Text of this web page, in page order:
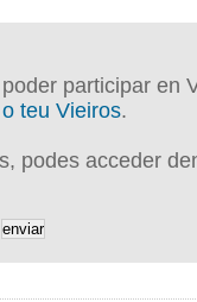
participar en
o teu Vieiros.
podes acceder